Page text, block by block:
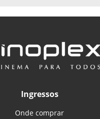
Ingressos
Onde comprar